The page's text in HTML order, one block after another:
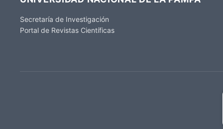
Secretaría de Investigación
Portal de Revistas Científicas